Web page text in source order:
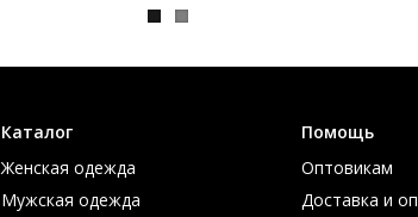
Каталог
Женская одежда
Мужская одежда
Помощь
Оптовикам
Доставка и